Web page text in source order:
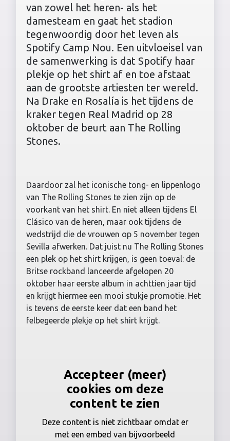
van zowel het heren- als het
damesteam en gaat het stadion
tegenwoordig door het leven als
Spotify Camp Nou. Een uitvloeisel van
de samenwerking is dat Spotify haar
plekje op het shirt af en toe afstaat
aan de grootste artiesten ter wereld.
Na Drake en Rosalía is het tijdens de
kraker tegen Real Madrid op 28
oktober de beurt aan The Rolling
Stones.
Daardoor zal het iconische tong- en lippenlogo
van The Rolling Stones te zien zijn op de
voorkant van het shirt. En niet alleen tijdens El
Clásico van de heren, maar ook tijdens de
wedstrijd die de vrouwen op 5 november tegen
Sevilla afwerken. Dat juist nu The Rolling Stones
een plek op het shirt krijgen, is geen toeval: de
Britse rockband lanceerde afgelopen 20
oktober haar eerste album in achttien jaar tijd
en krijgt hiermee een mooi stukje promotie. Het
is tevens de eerste keer dat een band het
felbegeerde plekje op het shirt krijgt.
Accepteer (meer)
cookies om deze
content te zien
Deze content is niet zichtbaar omdat er
met een embed van bijvoorbeeld